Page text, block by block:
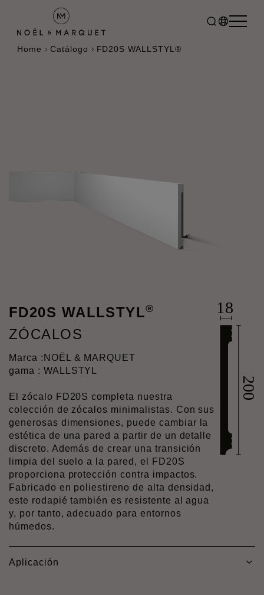
Home Catálogo FD20S WALLSTYL®
FD20S WALLSTYL®
ZÓCALOS
Marca : NOËL & MARQUET
gama : WALLSTYL
El zócalo FD20S completa nuestra
colección de zócalos minimalistas. Con sus
generosas dimensiones, puede cambiar la
estética de una pared a partir de un detalle
discreto. Además de crear una transición
limpia del suelo a la pared, el FD20S
proporciona protección contra impactos.
Fabricado en poliestireno de alta densidad,
este rodapié también es resistente al agua
y, por tanto, adecuado para entornos
húmedos.
Aplicación